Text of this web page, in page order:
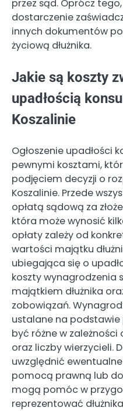
przez sąd. Oprócz
dostarczenie
innych dokumentów
życiową dłużnika.
Jakie są koszty
upadłością
Koszalinie
Ogłoszenie upadłości
pewnymi kosztami,
podjęciem decyzji o
Koszalinie. Przede
opłatą sądową za
która może wynosić
opłaty zależy od
wartości majątku
ubiegająca się o
koszty wynagrodzenia
majątkiem dłużnika
zobowiązań.
ustalane na
być różne w
oraz liczby wierzycieli.
uwzględnić
pomocą prawną lub
mogą pomóc w
reprezentować